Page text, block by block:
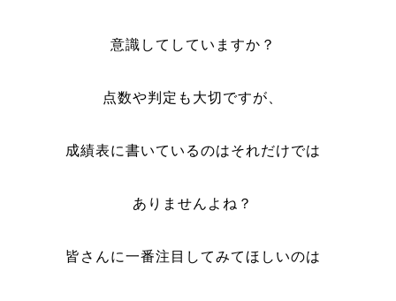
意識してしていますか？
点数や判定も大切ですが、
成績表に書いているのはそれだけでは
ありませんよね？
皆さんに一番注目してみてほしいのは